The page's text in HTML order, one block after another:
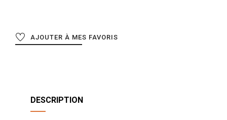
AJOUTER À MES FAVORIS
DESCRIPTION